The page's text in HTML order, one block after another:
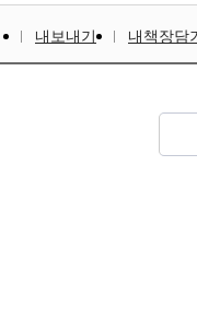
내보내기 내책장담